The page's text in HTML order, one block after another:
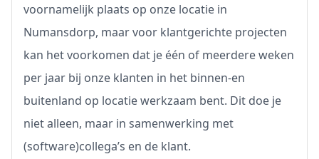
voornamelijk plaats op onze locatie in
Numansdorp, maar voor klantgerichte projecten
kan het voorkomen dat je één of meerdere weken
per jaar bij onze klanten in het binnen-en
buitenland op locatie werkzaam bent. Dit doe je
niet alleen, maar in samenwerking met
(software)collega’s en de klant.